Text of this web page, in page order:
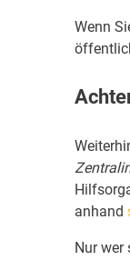
Wenn
anhand
Nur